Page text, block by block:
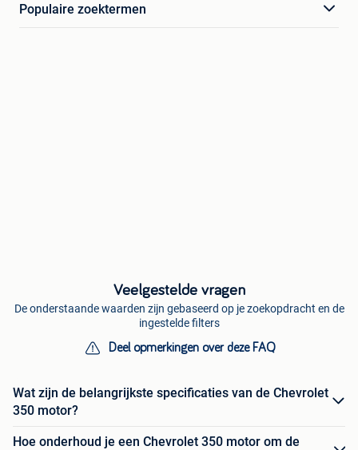
Populaire zoektermen
Veelgestelde vragen
De onderstaande waarden zijn gebaseerd op je zoekopdracht en de
ingestelde filters
Deel opmerkingen over deze FAQ
Wat zijn de belangrijkste specificaties van de Chevrolet
350 motor?
Hoe onderhoud je een Chevrolet 350 motor om de